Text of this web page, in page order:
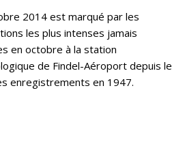
2014 est marqué par les
les plus intenses jamais
en octobre à la station
de Findel-Aéroport depuis le
enregistrements en 1947.